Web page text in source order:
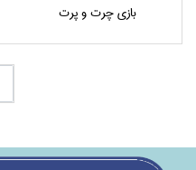
بازي چرت و پرت